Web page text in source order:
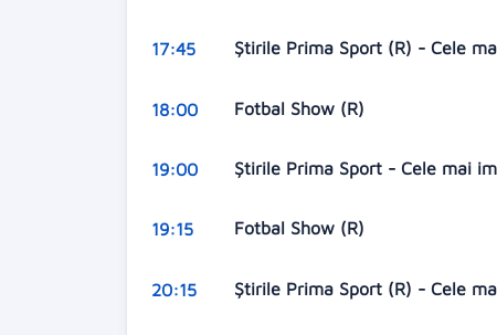
17:45 Ştirile Prima Sport (R) - Cele
18:00 Fotbal Show (R)
19:00 Ştirile Prima Sport - Cele mai
19:15 Fotbal Show (R)
20:15 Ştirile Prima Sport (R) - Cele